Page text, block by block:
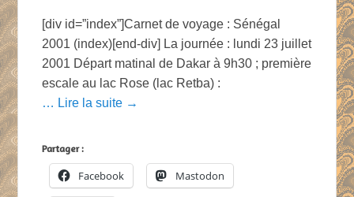
[div id=”index”]Carnet de voyage : Sénégal
2001 (index)[end-div] La journée : lundi 23 juillet
2001 Départ matinal de Dakar à 9h30 ; première
escale au lac Rose (lac Retba) :
… Lire la suite →
Partager :
Facebook Mastodon